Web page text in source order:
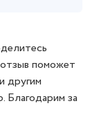
поможет
другим
Благодарим за